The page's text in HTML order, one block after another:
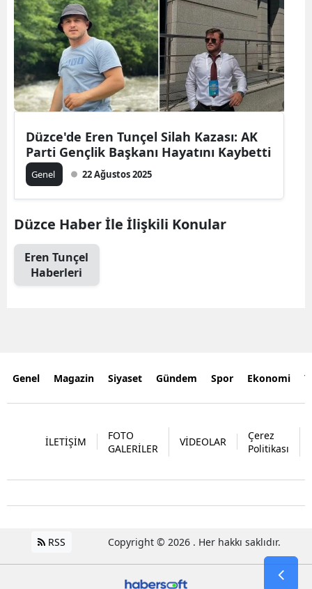
Düzce'de Eren Tunçel Silah Kazası: AK
Parti Gençlik Başkanı Hayatını Kaybetti
Genel 22 Ağustos 2025
Düzce Haber İle İlişkili Konular
Eren Tunçel
Haberleri
Genel Magazin Siyaset Gündem Spor Ekonomi
İLETİŞİM
FOTO
GALERİLER
VİDEOLAR
Çerez
Politikası
RSS Copyright © 2026 . Her hakkı saklıdır.